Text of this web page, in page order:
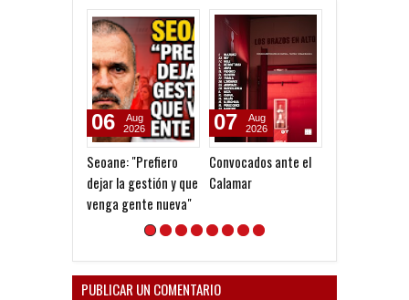
Convocados ante el
Calamar
07
Aug
2026
A la espera de la
oferta formal por
07
Aug
2026
PUBLICAR UN COMENTARIO